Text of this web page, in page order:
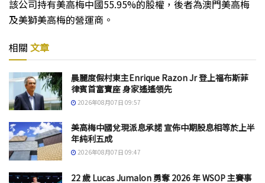
該公司持有美高梅中國55.95%的股權，後者為澳門美高梅
及美獅美高梅的營運商。
相關 文章
晨麗度假村東主Enrique Razon Jr 登上福布斯菲
律賓首富寶座 身家遙遙領先
2026年08月07日 09:57
美高梅中國兌現派息承諾 宣佈中期股息相等於上半
年純利五成
2026年08月07日 09:47
22 歲 Lucas Jumalon 勇奪 2026 年 WSOP 主賽事